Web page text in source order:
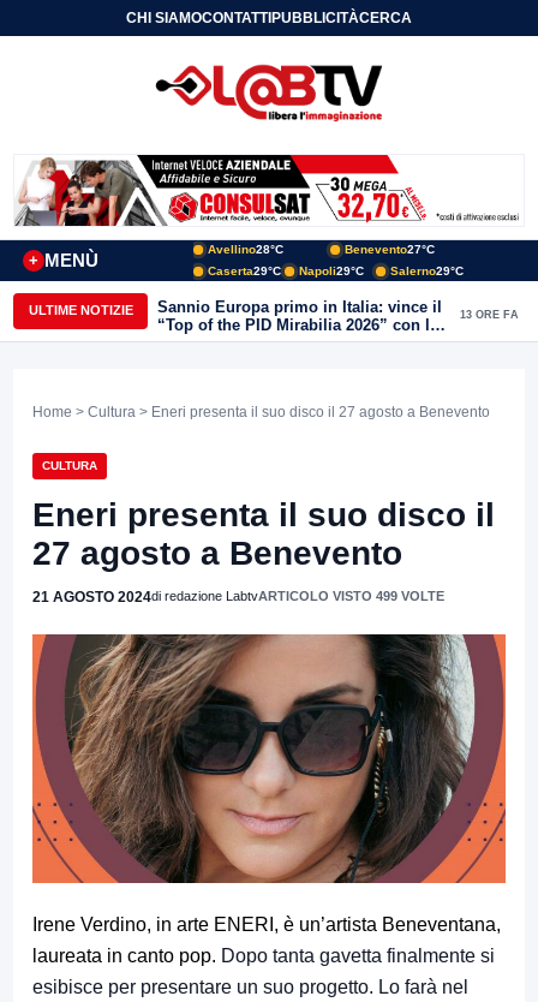
CHI SIAMOCONTATTIPUBBLICITÀCERCA
MENÙ
+
Avellino28°C Benevento27°C
Caserta29°C Napoli29°C Salerno29°C
ULTIME NOTIZIE
Sannio Europa primo in Italia: vince il
“Top of the PID Mirabilia 2026” con la
realtà virtuale nei musei del Sannio
13 ORE FA
Home > Cultura > Eneri presenta il suo disco il 27 agosto a Benevento
CULTURA
Eneri presenta il suo disco il
27 agosto a Benevento
21 AGOSTO 2024di redazione LabtvARTICOLO VISTO 499 VOLTE
Irene Verdino, in arte ENERI, è un’artista Beneventana,
laureata in canto pop. Dopo tanta gavetta finalmente si
esibisce per presentare un suo progetto. Lo farà nel